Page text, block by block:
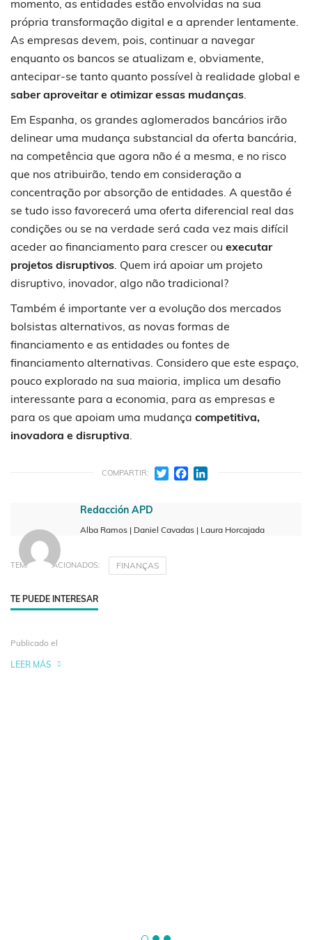
momento, as entidades estão envolvidas na sua
própria transformação digital e a aprender lentamente.
As empresas devem, pois, continuar a navegar
enquanto os bancos se atualizam e, obviamente,
antecipar-se tanto quanto possível à realidade global e
saber aproveitar e otimizar essas mudanças
Em Espanha, os grandes aglomerados bancários irão
delinear uma mudança substancial da oferta bancária,
na competência que agora não é a mesma, e no risco
que nos atribuirão, tendo em consideração a
concentração por absorção de entidades. A questão é
se tudo isso favorecerá uma oferta diferencial real das
condições ou se na verdade será cada vez mais difícil
aceder ao financiamento para crescer ou executar
projetos disruptivos . Quem irá apoiar um projeto
disruptivo, inovador, algo não tradicional?
Também é importante ver a evolução dos mercados
bolsistas alternativos, as novas formas de
financiamento e as entidades ou fontes de
financiamento alternativas. Considero que este espaço,
pouco explorado na sua maioria, implica um desafio
interessante para a economia, para as empresas e
para os que apoiam uma mudança competitiva,
inovadora e disruptiva
COMPARTIR: TwitterFacebook
Redacción APD
Alba Ramos | Daniel Cavadas | Laura Horcajada
TEMAS RELACIONADOS: FINANÇAS
TE PUEDE INTERESAR
Publicado el
LEER MÁS